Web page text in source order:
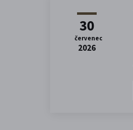
30
červenec
2026